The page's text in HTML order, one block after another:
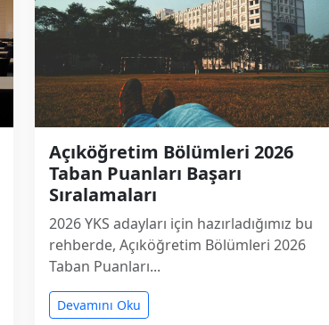
Açıköğretim Bölümleri 2026
Taban Puanları Başarı
Sıralamaları
2026 YKS adayları için hazırladığımız bu
rehberde, Açıköğretim Bölümleri 2026
Taban Puanları...
Devamını Oku